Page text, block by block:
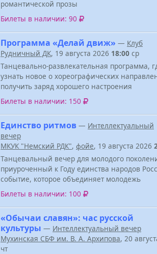
романтической прозы
Билеты в наличии: 90
Программа «Делай движ» — Клуб
Рудничный ДК, 19 августа 2026 18:00 ср
Танцевально-развлекательная программа,
узнать новое о хореографических
получить заряд хорошего настроения
Билеты в наличии: 150
Единство ритмов — Интеллектуальный
вечер
МКУК "Немский РДК", фойе, 19 августа 2026
Танцевальный вечер для молодого
приуроченный к Году единства народов
событие, которое объединяет молодежь
Билеты в наличии: 100
«Обычаи славян»: час русской
культуры — Интеллектуальный вечер
Мухинская СБФ им. В. А. Архипова, 20
чт